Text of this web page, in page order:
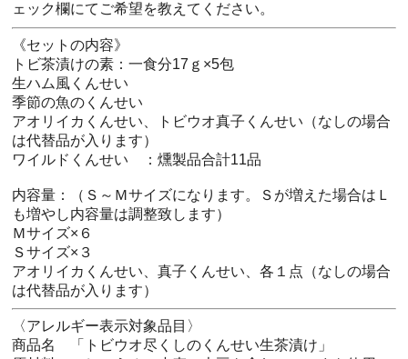
ェック欄にてご希望を教えてください。
《セットの内容》
トビ茶漬けの素：一食分17ｇ×5包
生ハム風くんせい
季節の魚のくんせい
アオリイカくんせい、トビウオ真子くんせい（なしの場合
は代替品が入ります）
ワイルドくんせい ：燻製品合計11品
内容量：（Ｓ～Ｍサイズになります。Ｓが増えた場合はＬ
も増やし内容量は調整致します）
Ｍサイズ×６
Ｓサイズ×３
アオリイカくんせい、真子くんせい、各１点（なしの場合
は代替品が入ります）
〈アレルギー表示対象品目〉
商品名 「トビウオ尽くしのくんせい生茶漬け」